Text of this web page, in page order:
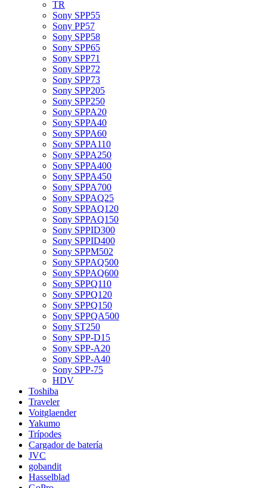
TR
Sony SPP55
Sony PP57
Sony SPP58
Sony SPP65
Sony SPP71
Sony SPP72
Sony SPP73
Sony SPP205
Sony SPP250
Sony SPPA20
Sony SPPA40
Sony SPPA60
Sony SPPA110
Sony SPPA250
Sony SPPA400
Sony SPPA450
Sony SPPA700
Sony SPPAQ25
Sony SPPAQ120
Sony SPPAQ150
Sony SPPID300
Sony SPPID400
Sony SPPM502
Sony SPPAQ500
Sony SPPAQ600
Sony SPPQ110
Sony SPPQ120
Sony SPPQ150
Sony SPPQA500
Sony ST250
Sony SPP-D15
Sony SPP-A20
Sony SPP-A40
Sony SPP-75
HDV
Toshiba
Traveler
Voitglaender
Yakumo
Trípodes
Cargador de batería
JVC
gobandit
Hasselblad